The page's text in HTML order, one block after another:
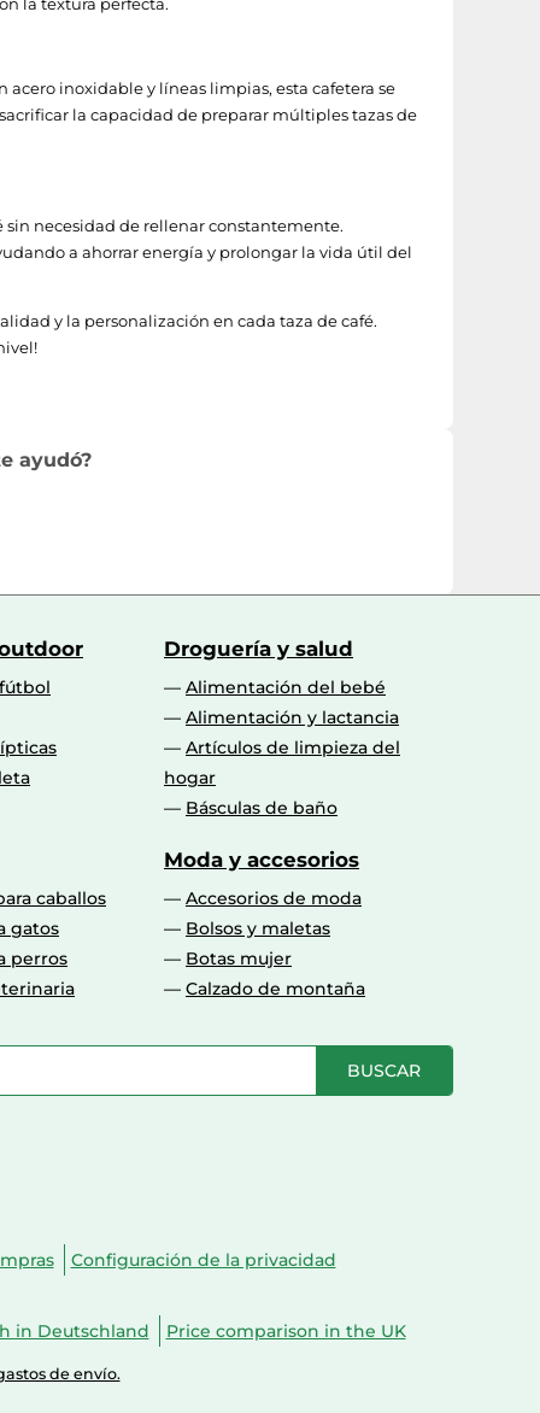
acero inoxidable y líneas limpias, esta cafetera se
la capacidad de preparar múltiples tazas de
sin necesidad de rellenar constantemente.
a ahorrar energía y prolongar la vida útil del
y la personalización en cada taza de café.
ayudó?
Droguería y salud
Alimentación del bebé
Alimentación y lactancia
Artículos de limpieza del
hogar
Básculas de baño
caballos
gatos
perros
Moda y accesorios
Accesorios de moda
Bolsos y maletas
Botas mujer
Calzado de montaña
BUSCAR
Configuración de la privacidad
in Deutschland Price comparison in the UK
de envío.